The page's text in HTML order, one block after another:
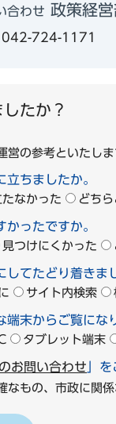
合わせ 政策経
042-724-1171
たか？
営の参考といたしま
ちましたか。
なかった どち
ったですか。
見つけにくかった
てたどり着きま
サイト内検索
末からご覧にな
タブレット端末
お問い合わせ 」
なもの、市政に